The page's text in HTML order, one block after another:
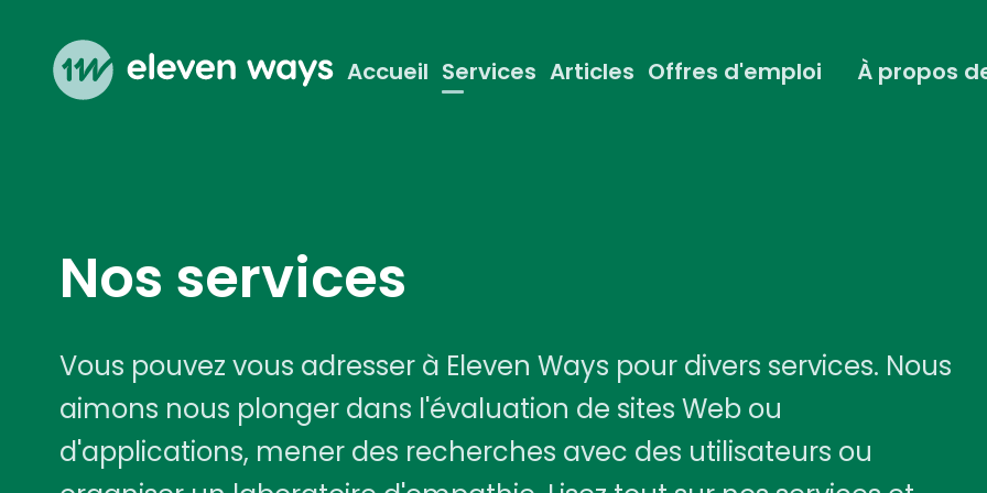
Eleven Ways (Home) Accueil Services Articles Offres d'emploi À propos
Nos services
Vous pouvez vous adresser à Eleven Ways pour divers services. Nous
aimons nous plonger dans l'évaluation de sites Web ou
d'applications, mener des recherches avec des utilisateurs ou